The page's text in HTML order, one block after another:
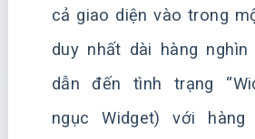
cả giao diện vào trong
duy nhất dài hàng
dẫn đến tình trạng
ngục Widget) với